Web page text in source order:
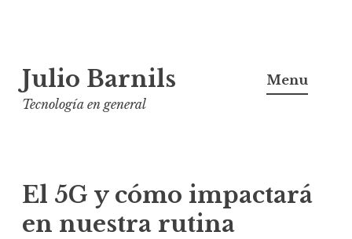
al
contenido
Julio Barnils
Tecnología en general
Menu
El 5G y cómo impactará
en nuestra rutina